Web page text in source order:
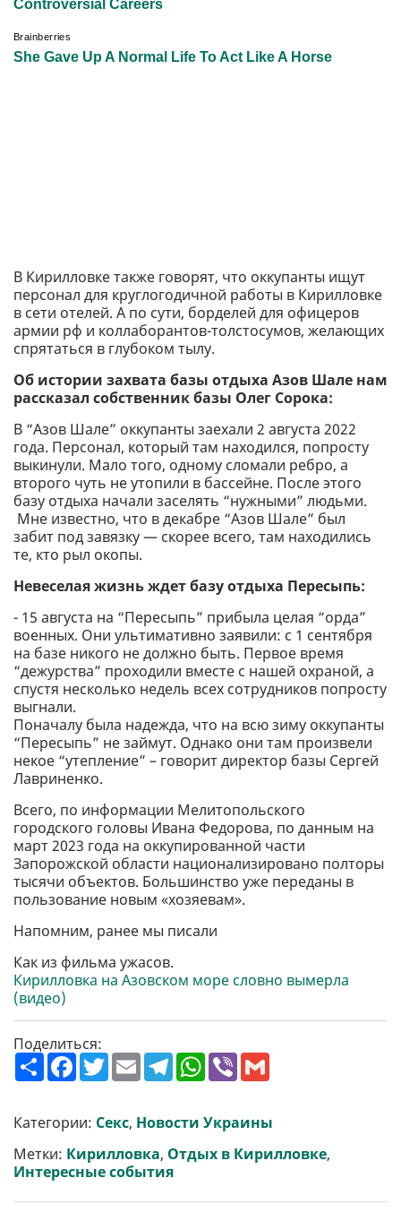
В Кирилловке также говорят, что оккупанты ищут
персонал для круглогодичной работы в Кирилловке
в сети отелей. А по сути, борделей для офицеров
армии рф и коллаборантов-толстосумов, желающих
спрятаться в глубоком тылу.
Об истории захвата базы отдыха Азов Шале нам
рассказал собственник базы Олег Сорока:
В “Азов Шале” оккупанты заехали 2 августа 2022
года. Персонал, который там находился, попросту
выкинули. Мало того, одному сломали ребро, а
второго чуть не утопили в бассейне. После этого
базу отдыха начали заселять “нужными” людьми.
Мне известно, что в декабре “Азов Шале” был
забит под завязку — скорее всего, там находились
те, кто рыл окопы.
Невеселая жизнь ждет базу отдыха Пересыпь:
- 15 августа на “Пересыпь” прибыла целая “орда”
военных. Они ультимативно заявили: с 1 сентября
на базе никого не должно быть. Первое время
“дежурства” проходили вместе с нашей охраной, а
спустя несколько недель всех сотрудников попросту
выгнали.
Поначалу была надежда, что на всю зиму оккупанты
“Пересыпь” не займут. Однако они там произвели
некое “утепление” – говорит директор базы Сергей
Лавриненко.
Всего, по информации Мелитопольского
городского головы Ивана Федорова, по данным на
март 2023 года на оккупированной части
Запорожской области национализировано полторы
тысячи объектов. Большинство уже переданы в
пользование новым «хозяевам».
Напомним, ранее мы писали
Как из фильма ужасов.
Кирилловка на Азовском море словно вымерла
(видео)
Поделиться:
П
о
р
и
т
и
F
a
b
o
o
k
T
w
t
e
r
E
m
l
T
e
g
r
a
m
W
h
s
A
p
p
V
r l
Категории: Секс, Новости Украины
Метки: Кирилловка, Отдых в Кирилловке,
Интересные события